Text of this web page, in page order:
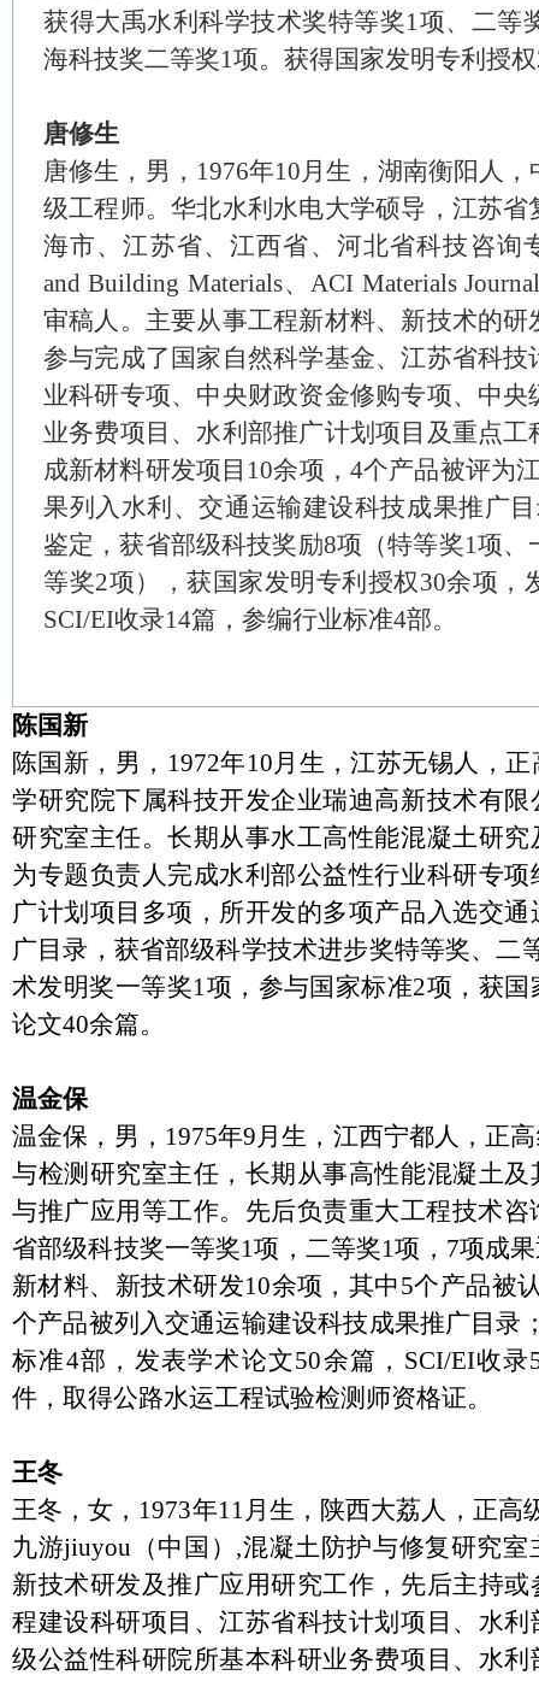
获得大禹水利科学技术奖特等奖1项、二等
海科技奖二等奖1项。获得国家发明专利授
唐修生
唐修生，男， 1976年10月生，湖南衡阳人
级工程师。华北水利水电大学硕导，江苏
海市、江苏省、江西省、河北省科技咨询
and Building Materials、ACI Materials
审稿人。 主要从事工程新材料、新技术的
参与完成了国家自然科学基金、江苏省科
业科研专项、中央财政资金修购专项、中
业务费项目、水利部推广计划项目及重点
成新材料研发项目 10余项，4个产品被评为
果列入水利、交通运输建设科技成果推广
鉴定，获省部级科技奖励8项（特等奖1项
等奖2项），获国家发明专利授权30余项，
SCI/EI收录14篇，参编行业标准4部。
陈国新
陈国新，男， 1972年10月生，江苏无锡人，
学研究院下属科技开发企业瑞迪高新技术有
研究室主任。长期从事水工高性能混凝土研
为专题负责人完成水利部公益性行业科研专
广计划项目多项，所开发的多项产品入选交
广目录，获省部级科学技术进步奖特等奖、二
术发明奖一等奖1项，参与国家标准2项，获
论文40余篇。
温金保
温金保，男， 1975年9月生，江西宁都人，正
与检测研究室主任，长期从事高性能混凝土
与推广应用等工作。先后负责重大工程技术
省部级科技奖一等奖1项，二等奖1项，7项成
新材料、新技术研发10余项，其中5个产品被
个产品被列入交通运输建设科技成果推广目录
标准4部，发表学术论文50余篇，SCI/EI收
件，取得公路水运工程试验检测师资格证。
王冬
王冬，女， 1973年11月生，陕西大荔人，正高
九游jiuyou（中国）,混凝土防护与修复研究
新技术研发及推广应用研究工作，先后主持
程建设科研项目、江苏省科技计划项目、水
级公益性科研院所基本科研业务费项目、水